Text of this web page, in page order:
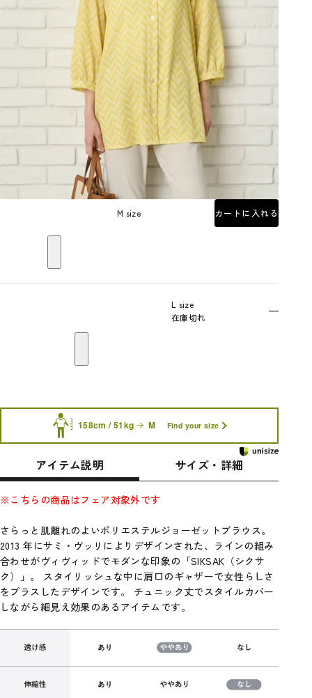
M size カートに入れる
L size
在庫切れ
—
158cm / 51kg M Find your size
アイテム説明 サイズ・詳細
※こちらの商品はフェア対象外です
さらっと肌離れのよいポリエステルジョーゼットブラウス。
2013 年にサミ・ヴッリによりデザインされた、ラインの組み
合わせがヴィヴィッドでモダンな印象の「SIKSAK（シクサ
ク）」。 スタイリッシュな中に肩口のギャザーで女性らしさ
をプラスしたデザインです。 チュニック丈でスタイルカバー
しながら細見え効果のあるアイテムです。